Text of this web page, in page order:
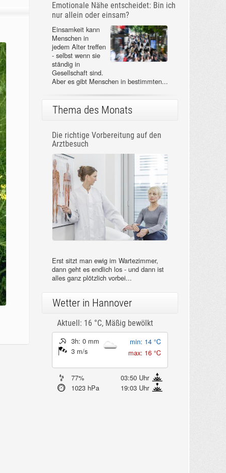
Emotionale Nähe entscheidet: Bin ich
nur allein oder einsam?
Einsamkeit kann
Menschen in
jedem Alter treffen
- selbst wenn sie
ständig in
Gesellschaft sind.
Aber es gibt Menschen in bestimmten...
Thema des Monats
Die richtige Vorbereitung auf den
Arztbesuch
Erst sitzt man ewig im Wartezimmer,
dann geht es endlich los - und dann ist
alles ganz plötzlich vorbei...
Wetter in Hannover
Aktuell: 16 °C, Mäßig bewölkt
3h: 0 mm
3 m/s
min: 14 °C
max: 16 °C
77%
03:50 Uhr
1023 hPa
19:03 Uhr